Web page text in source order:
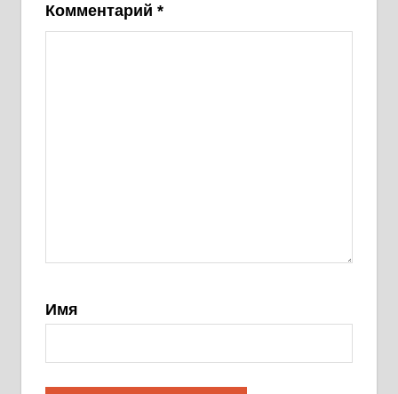
Комментарий *
Имя